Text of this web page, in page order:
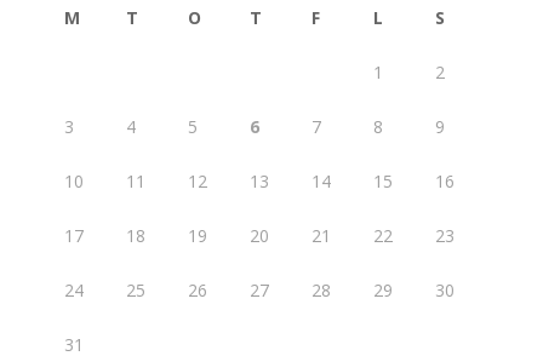
M T O T F L S
1 2
3 4 5 6 7 8 9
10 11 12 13 14 15 16
17 18 19 20 21 22 23
24 25 26 27 28 29 30
31